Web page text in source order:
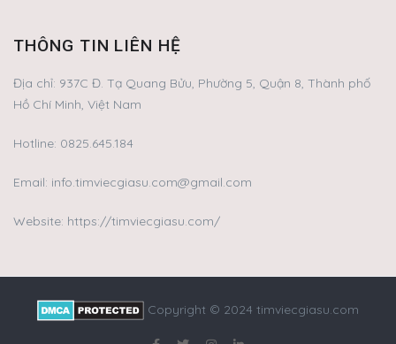
THÔNG TIN LIÊN HỆ
Địa chỉ: 937C Đ. Tạ Quang Bửu, Phường 5, Quận 8, Thành phố
Hồ Chí Minh, Việt Nam
Hotline: 0825.645.184
Email: info.timviecgiasu.com@gmail.com
Website: https://timviecgiasu.com/
Copyright © 2024 timviecgiasu.com